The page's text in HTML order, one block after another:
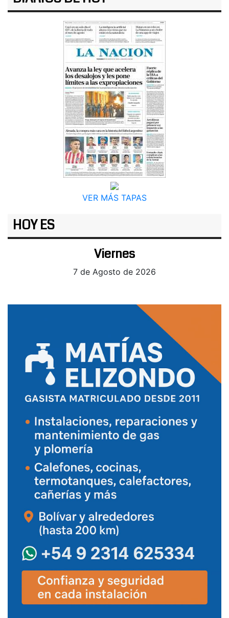
VER MÁS TAPAS
HOY ES
Viernes
7 de Agosto de 2026